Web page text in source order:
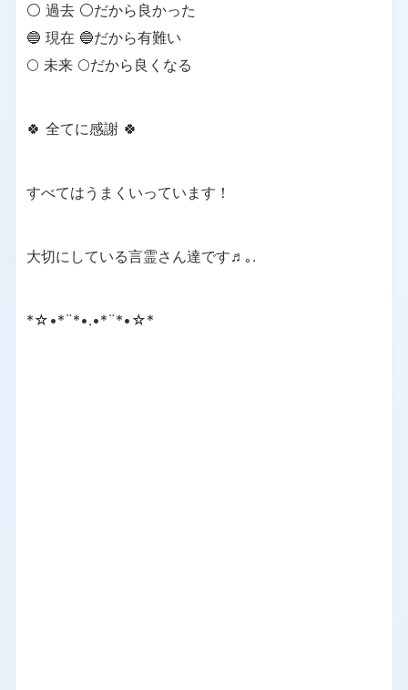
⚪ 過去 ⚪だから良かった
🔵 現在 🔵だから有難い
🌕 未来 🌕だから良くなる
🍀 全てに感謝 🍀
すべてはうまくいっています！
大切にしている言霊さん達です♬｡.
*☆•*¨*•.•*¨*•☆*